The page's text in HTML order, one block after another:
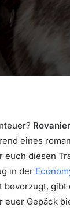
eines
diesen
in der
euer Gepäck